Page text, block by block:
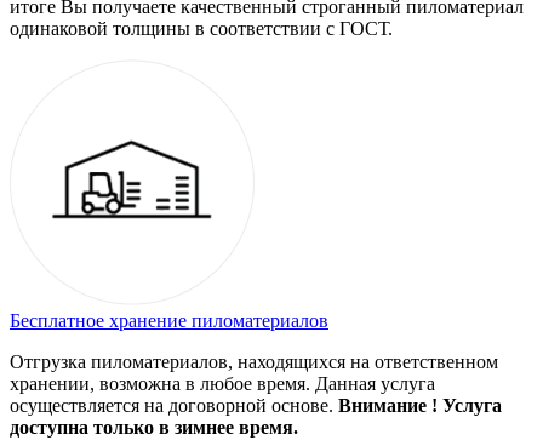
итоге Вы получаете качественный строганный пиломатериал
одинаковой толщины в соответствии с ГОСТ.
Бесплатное хранение пиломатериалов
Отгрузка пиломатериалов, находящихся на ответственном
хранении, возможна в любое время. Данная услуга
осуществляется на договорной основе. Внимание ! Услуга
доступна только в зимнее время.